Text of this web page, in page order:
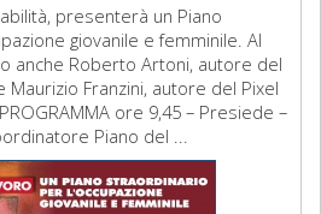
presenterà un Piano
giovanile e femminile. Al
anche Roberto Artoni, autore del
Maurizio Franzini, autore del Pixel
ore 9,45 – Presiede –
Piano del ...